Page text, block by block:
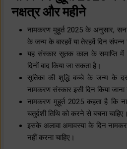
नक्षत्र और महीने
नामकरण मुहूर्त 2025 के अनुसार,
के जन्म के बारहवें या तेरहवें दिन संपन्न
यह संस्कार सूतक काल के
दिनों बाद किया जा सकता है।
सूतिका की शुद्धि बच्चे के जन्म के
नामकरण संस्कार इसी दिन किया जाना
नामकरण मुहूर्त 2025 कहता है कि
चतुर्दशी तिथि को करने से बचना चाहिए।
इसके अलावा अमावस्या के दिन
नहीं करना चाहिए।